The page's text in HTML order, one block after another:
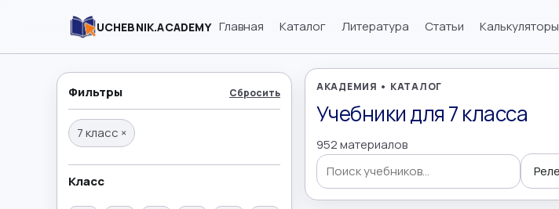
UCHEBNIK.ACADEMY Главная Каталог Литература Статьи Калькуляторы
Фильтры Сбросить
7 класс ×
Класс
АКАДЕМИЯ • КАТАЛОГ
Учебники для 7 класса
952 материалов
Поиск учебников